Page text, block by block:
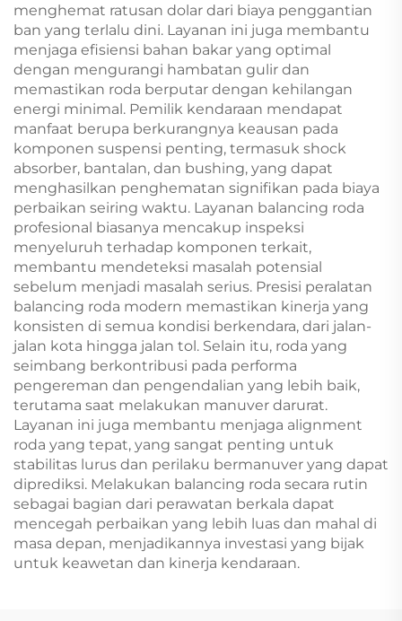
menghemat ratusan dolar dari biaya penggantian
ban yang terlalu dini. Layanan ini juga membantu
menjaga efisiensi bahan bakar yang optimal
dengan mengurangi hambatan gulir dan
memastikan roda berputar dengan kehilangan
energi minimal. Pemilik kendaraan mendapat
manfaat berupa berkurangnya keausan pada
komponen suspensi penting, termasuk shock
absorber, bantalan, dan bushing, yang dapat
menghasilkan penghematan signifikan pada biaya
perbaikan seiring waktu. Layanan balancing roda
profesional biasanya mencakup inspeksi
menyeluruh terhadap komponen terkait,
membantu mendeteksi masalah potensial
sebelum menjadi masalah serius. Presisi peralatan
balancing roda modern memastikan kinerja yang
konsisten di semua kondisi berkendara, dari jalan-
jalan kota hingga jalan tol. Selain itu, roda yang
seimbang berkontribusi pada performa
pengereman dan pengendalian yang lebih baik,
terutama saat melakukan manuver darurat.
Layanan ini juga membantu menjaga alignment
roda yang tepat, yang sangat penting untuk
stabilitas lurus dan perilaku bermanuver yang dapat
diprediksi. Melakukan balancing roda secara rutin
sebagai bagian dari perawatan berkala dapat
mencegah perbaikan yang lebih luas dan mahal di
masa depan, menjadikannya investasi yang bijak
untuk keawetan dan kinerja kendaraan.